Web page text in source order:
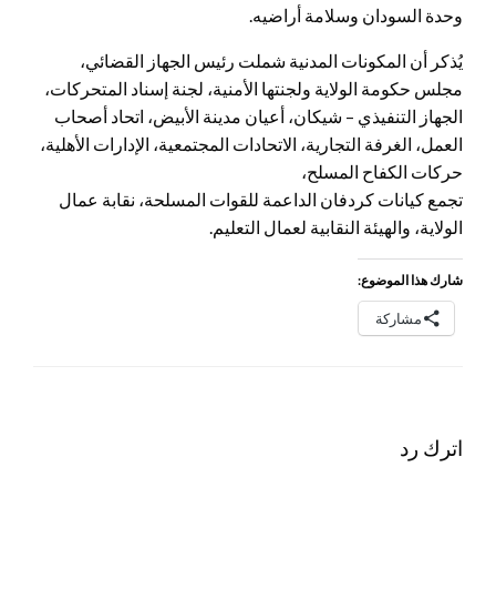
وحدة السودان وسلامة أراضيه.
يُذكر أن المكونات المدنية شملت رئيس الجهاز القضائي،
مجلس حكومة الولاية ولجنتها الأمنية، لجنة إسناد المتحركات،
الجهاز التنفيذي – شيكان، أعيان مدينة الأبيض، اتحاد أصحاب
العمل، الغرفة التجارية، الاتحادات المجتمعية، الإدارات الأهلية،
حركات الكفاح المسلح،
تجمع كيانات كردفان الداعمة للقوات المسلحة، نقابة عمال
الولاية، والهيئة النقابية لعمال التعليم.
شارك هذا الموضوع:
مشاركة
اترك رد